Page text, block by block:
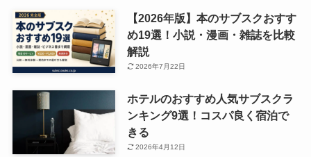
【2026年版】本のサブスクおすす
め19選！小説・漫画・雑誌を比較
解説
2026年7月22日
ホテルのおすすめ人気サブスクラ
ンキング9選！コスパ良く宿泊で
きる
2026年4月12日